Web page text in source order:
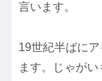
言います。
19世紀半ばに
ます。じゃが